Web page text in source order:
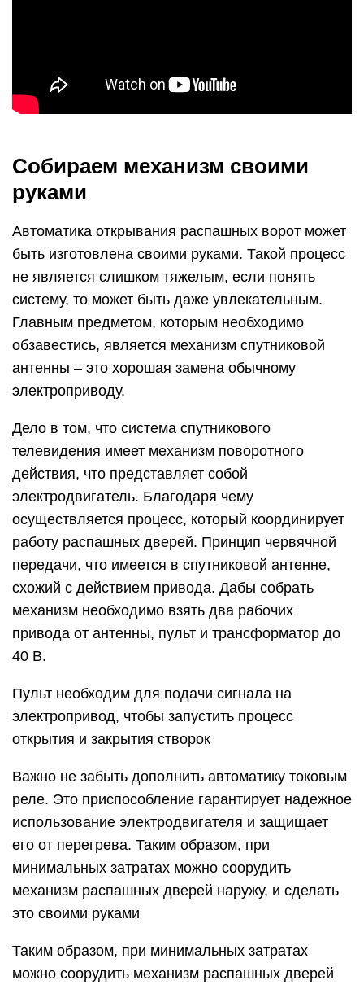
Собираем механизм своими
руками
Автоматика открывания распашных ворот может
быть изготовлена своими руками. Такой процесс
не является слишком тяжелым, если понять
систему, то может быть даже увлекательным.
Главным предметом, которым необходимо
обзавестись, является механизм спутниковой
антенны – это хорошая замена обычному
электроприводу.
Дело в том, что система спутникового
телевидения имеет механизм поворотного
действия, что представляет собой
электродвигатель. Благодаря чему
осуществляется процесс, который координирует
работу распашных дверей. Принцип червячной
передачи, что имеется в спутниковой антенне,
схожий с действием привода. Дабы собрать
механизм необходимо взять два рабочих
привода от антенны, пульт и трансформатор до
40 В.
Пульт необходим для подачи сигнала на
электропривод, чтобы запустить процесс
открытия и закрытия створок
Важно не забыть дополнить автоматику токовым
реле. Это приспособление гарантирует надежное
использование электродвигателя и защищает
его от перегрева. Таким образом, при
минимальных затратах можно соорудить
механизм распашных дверей наружу, и сделать
это своими руками
Таким образом, при минимальных затратах
можно соорудить механизм распашных дверей